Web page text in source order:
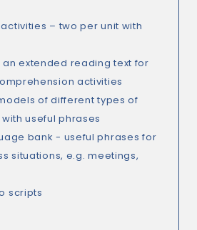
– two per unit with
extended reading text for
activities
of different types of
useful phrases
bank - useful phrases for
situations, e.g. meetings,
scripts